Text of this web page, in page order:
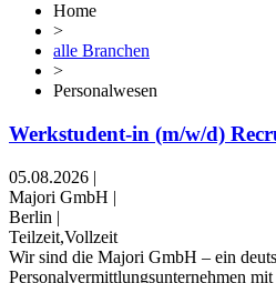
Home
>
alle Branchen
>
Personalwesen
Werkstudent-in (m/w/d)
05.08.2026 |
Majori GmbH |
Berlin |
Teilzeit,Vollzeit
Wir sind die Majori GmbH – ein
Personalvermittlungsunternehmen